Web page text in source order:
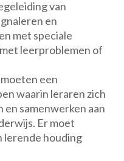
van
en
met speciale
leerproblemen of
een
waarin leraren zich
samenwerken aan
Er moet
lerende houding